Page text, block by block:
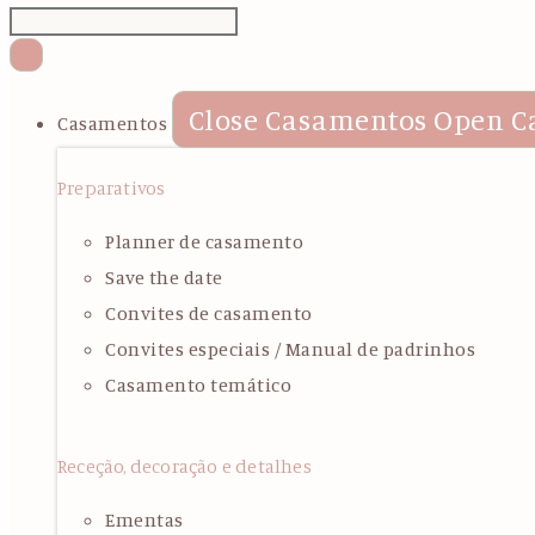
Casamentos Close Casamentos Open
Preparativos
Planner de casamento
Save the date
Convites de casamento
Convites especiais / Manual de padrinhos
Casamento temático
Receção, decoração e detalhes
Ementas